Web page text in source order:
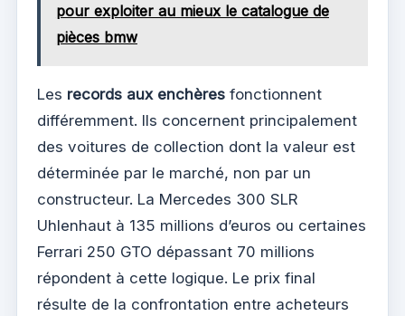
pour exploiter au mieux le catalogue de
pièces bmw
Les records aux enchères fonctionnent
différemment. Ils concernent principalement
des voitures de collection dont la valeur est
déterminée par le marché, non par un
constructeur. La Mercedes 300 SLR
Uhlenhaut à 135 millions d’euros ou certaines
Ferrari 250 GTO dépassant 70 millions
répondent à cette logique. Le prix final
résulte de la confrontation entre acheteurs